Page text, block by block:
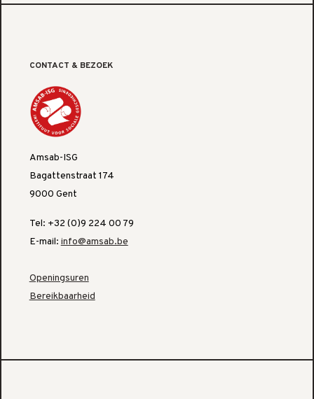
CONTACT & BEZOEK
Amsab-ISG
Bagattenstraat 174
9000 Gent
Tel: +32 (0)9 224 00 79
E-mail: info@amsab.be
Openingsuren
Bereikbaarheid